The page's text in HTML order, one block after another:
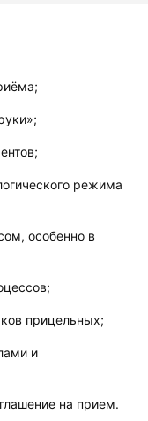
режима
особенно в
прицельных;
и
на прием.